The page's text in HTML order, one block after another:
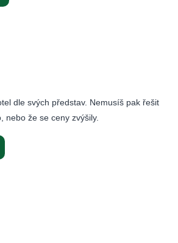
dle svých představ. Nemusíš pak řešit
nebo že se ceny zvýšily.